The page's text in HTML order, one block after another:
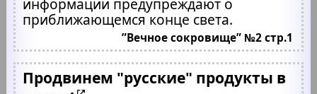
информации предупреждают о
приближающемся конце света.
”Вечное сокровище” №2 стр.1
Продвинем "русские" продукты в